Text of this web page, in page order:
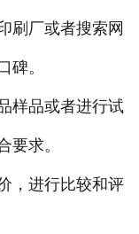
刷厂或者搜索网
碑。
样品或者进行试
要求。
，进行比较和评